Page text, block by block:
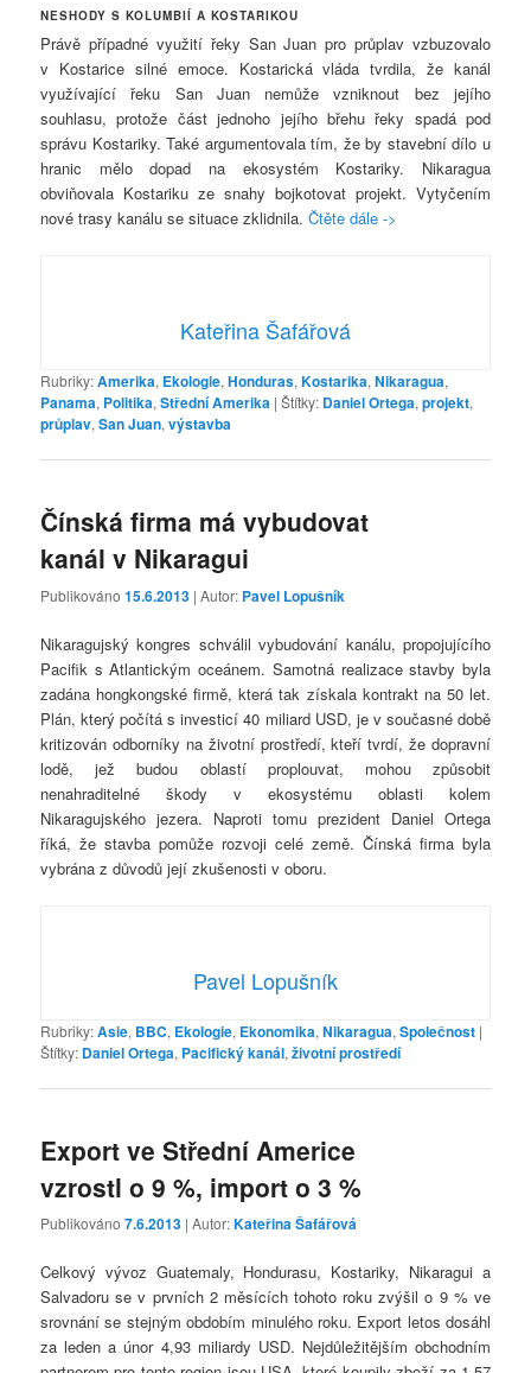
NESHODY S KOLUMBIÍ A KOSTARIKOU
Právě případné využití řeky San Juan pro průplav vzbuzovalo
v Kostarice silné emoce. Kostarická vláda tvrdila, že kanál
využívající řeku San Juan nemůže vzniknout bez jejího
souhlasu, protože část jednoho jejího břehu řeky spadá pod
správu Kostariky. Také argumentovala tím, že by stavební dílo u
hranic mělo dopad na ekosystém Kostariky. Nikaragua
obviňovala Kostariku ze snahy bojkotovat projekt. Vytyčením
nové trasy kanálu se situace zklidnila.Čtěte dále ->
Kateřina Šafářová
Rubriky:Amerika, Ekologie,Honduras,Kostarika,Nikaragua,
Panama, Politika,Střední Amerika |Štítky: Daniel Ortega,projekt,
průplav,San Juan,výstavba
Čínská firma má vybudovat
kanál v Nikaragui
Publikováno15.6.2013 | Autor: Pavel Lopušník
Nikaragujský kongres schválil vybudování kanálu, propojujícího
Pacifik s Atlantickým oceánem. Samotná realizace stavby byla
zadána hongkongské firmě, která tak získala kontrakt na 50 let.
Plán, který počítá s investicí 40 miliard USD, je v současné době
kritizován odborníky na životní prostředí, kteří tvrdí, že dopravní
lodě, jež budou oblastí proplouvat, mohou způsobit
nenahraditelné škody v ekosystému oblasti kolem
Nikaragujského jezera. Naproti tomu prezident Daniel Ortega
říká, že stavba pomůže rozvoji celé země. Čínská firma byla
vybrána z důvodů její zkušenosti v oboru.
Pavel Lopušník
Rubriky:Asie, BBC, Ekologie, Ekonomika,Nikaragua,Společnost |
Štítky: Daniel Ortega, Pacifický kanál,životní prostředí
Export ve Střední Americe
vzrostl o 9 %, import o 3 %
Publikováno7.6.2013 | Autor:Kateřina Šafářová
Celkový vývoz Guatemaly, Hondurasu, Kostariky, Nikaragui a
Salvadoru se v prvních 2 měsících tohoto roku zvýšil o 9 % ve
srovnání se stejným obdobím minulého roku. Export letos dosáhl
za leden a únor 4,93 miliardy USD. Nejdůležitějším obchodním